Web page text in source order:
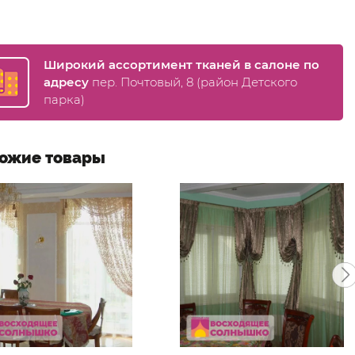
Широкий ассортимент тканей в салоне по
адресу пер. Почтовый, 8 (район Детского
парка)
товары